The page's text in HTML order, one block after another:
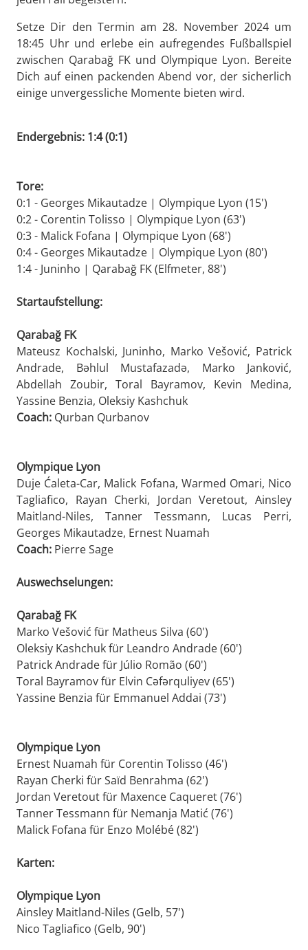
Setze Dir den Termin am 28. November 2024 um
18:45 Uhr und erlebe ein aufregendes Fußballspiel
zwischen Qarabağ FK und Olympique Lyon. Bereite
Dich auf einen packenden Abend vor, der sicherlich
einige unvergessliche Momente bieten wird.
Endergebnis: 1:4 (0:1)
Tore:
0:1 - Georges Mikautadze | Olympique Lyon (15')
0:2 - Corentin Tolisso | Olympique Lyon (63')
0:3 - Malick Fofana | Olympique Lyon (68')
0:4 - Georges Mikautadze | Olympique Lyon (80')
1:4 - Juninho | Qarabağ FK (Elfmeter, 88')
Startaufstellung:
Qarabağ FK
Mateusz Kochalski, Juninho, Marko Vešović, Patrick
Andrade, Bəhlul Mustafazadə, Marko Janković,
Abdellah Zoubir, Toral Bayramov, Kevin Medina,
Yassine Benzia, Oleksiy Kashchuk
Coach: Qurban Qurbanov
Olympique Lyon
Duje Ćaleta-Car, Malick Fofana, Warmed Omari, Nico
Tagliafico, Rayan Cherki, Jordan Veretout, Ainsley
Maitland-Niles, Tanner Tessmann, Lucas Perri,
Georges Mikautadze, Ernest Nuamah
Coach: Pierre Sage
Auswechselungen:
Qarabağ FK
Marko Vešović für Matheus Silva (60')
Oleksiy Kashchuk für Leandro Andrade (60')
Patrick Andrade für Júlio Romão (60')
Toral Bayramov für Elvin Cəfərquliyev (65')
Yassine Benzia für Emmanuel Addai (73')
Olympique Lyon
Ernest Nuamah für Corentin Tolisso (46')
Rayan Cherki für Saïd Benrahma (62')
Jordan Veretout für Maxence Caqueret (76')
Tanner Tessmann für Nemanja Matić (76')
Malick Fofana für Enzo Molébé (82')
Karten:
Olympique Lyon
Ainsley Maitland-Niles (Gelb, 57')
Nico Tagliafico (Gelb, 90')